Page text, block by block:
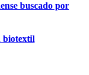
buscado por
biotextil